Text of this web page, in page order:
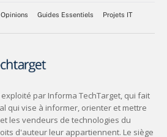
Opinions Guides Essentiels Projets IT